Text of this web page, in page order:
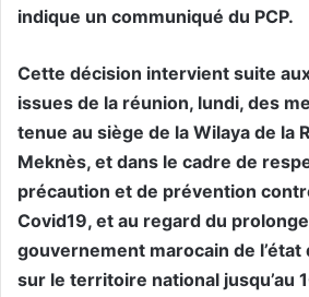
indique un communiqué du PCP.
Cette décision intervient suite
issues de la réunion, lundi, des
tenue au siège de la Wilaya de la
Meknès, et dans le cadre de
précaution et de prévention
Covid19, et au regard du
gouvernement marocain de l’état
sur le territoire national jusqu’au